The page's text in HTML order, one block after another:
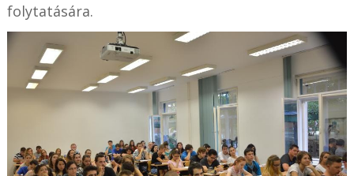
folytatására.